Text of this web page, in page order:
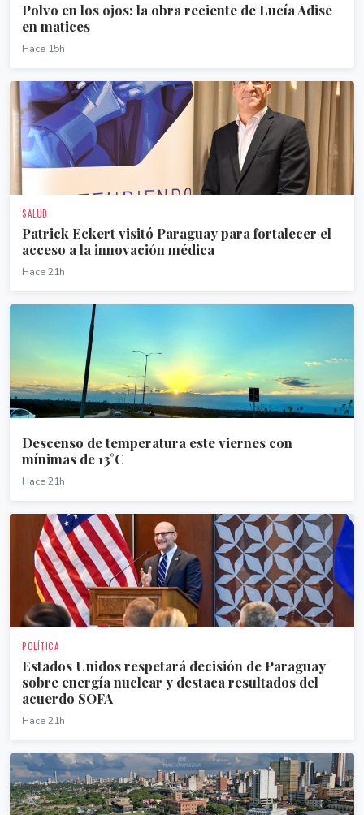
Polvo en los ojos: la obra reciente de Lucía Adise
en matices
Hace 15h
SALUD
Patrick Eckert visitó Paraguay para fortalecer el
acceso a la innovación médica
Hace 21h
Descenso de temperatura este viernes con
mínimas de 13°C
Hace 21h
POLÍTICA
Estados Unidos respetará decisión de Paraguay
sobre energía nuclear y destaca resultados del
acuerdo SOFA
Hace 21h